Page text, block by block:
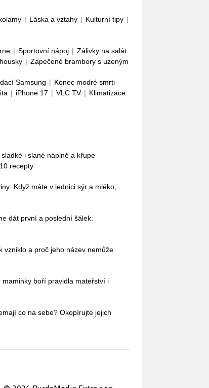
| Láska a vztahy | Kulturní tipy |
| Sportovní nápoj | Zálivky na salát
| Zapečené brambory s uzeným
Samsung | Konec modré smrti
| iPhone 17 | VLC TV | Klimatizace
i slané náplně a křupe
recepty
Když máte v lednici sýr a mléko,
dát první a poslední šálek:
vzniklo a proč jeho název nemůže
boří pravidla mateřství i
co na sebe? Okopírujte jejich